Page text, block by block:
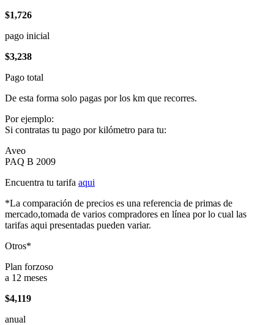
$1,726
pago inicial
$3,238
Pago total
De esta forma solo pagas por los km que recorres.
Por ejemplo:
Si contratas tu pago por kilómetro para tu:
Aveo
PAQ B 2009
Encuentra tu tarifa aqui
*La comparación de precios es una referencia de primas de
mercado,tomada de varios compradores en línea por lo cual las
tarifas aqui presentadas pueden variar.
Otros*
Plan forzoso
a 12 meses
$4,119
anual